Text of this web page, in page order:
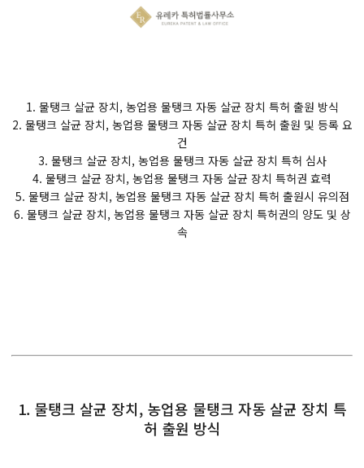
1. 물탱크 살균 장치, 농업용 물탱크 자동 살균 장치 특허 출원 방식
2. 물탱크 살균 장치, 농업용 물탱크 자동 살균 장치 특허 출원 및 등록 요
건
3. 물탱크 살균 장치, 농업용 물탱크 자동 살균 장치 특허 심사
4. 물탱크 살균 장치, 농업용 물탱크 자동 살균 장치 특허권 효력
5. 물탱크 살균 장치, 농업용 물탱크 자동 살균 장치 특허 출원시 유의점
6. 물탱크 살균 장치, 농업용 물탱크 자동 살균 장치 특허권의 양도 및 상
속
1. 물탱크 살균 장치, 농업용 물탱크 자동 살균 장치 특
허 출원 방식